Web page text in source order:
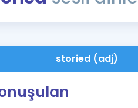
storied (adj)